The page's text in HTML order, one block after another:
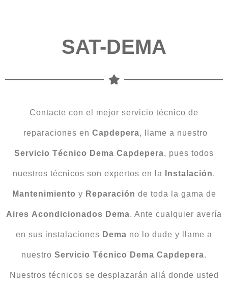
SAT-DEMA
Contacte con el mejor servicio técnico de
reparaciones en Capdepera, llame a nuestro
Servicio Técnico Dema Capdepera, pues todos
nuestros técnicos son expertos en la Instalación,
Mantenimiento y Reparación de toda la gama de
Aires Acondicionados Dema. Ante cualquier avería
en sus instalaciones Dema no lo dude y llame a
nuestro Servicio Técnico Dema Capdepera.
Nuestros técnicos se desplazarán allá donde usted